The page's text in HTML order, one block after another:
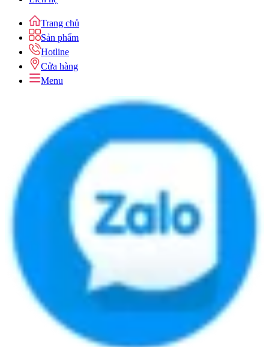
Trang chủ
Sản phẩm
Hotline
Cửa hàng
Menu